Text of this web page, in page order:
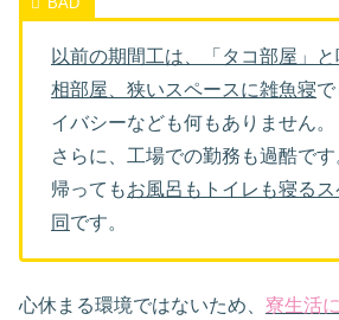
以前の期間工は、「タコ部屋」
相部屋、狭いスペースに雑魚寝
イバシーなども何もありません。
さらに、工場での勤務も過酷で
帰ってもお風呂もトイレも寝る
同 です。
心休まる環境ではないため、 寮生活